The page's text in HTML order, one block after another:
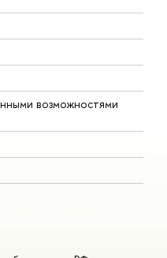
возможностями